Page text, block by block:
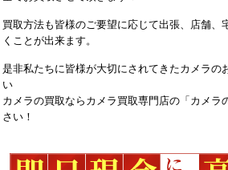
買取方法も皆様のご要望に応じて出張、店舗、
くことが出来ます。
是非私たちに皆様が大切にされてきたカメラの
い
カメラの買取ならカメラ買取専門店の「カメラ
さい！